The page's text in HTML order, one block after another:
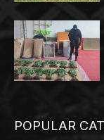
POPULAR